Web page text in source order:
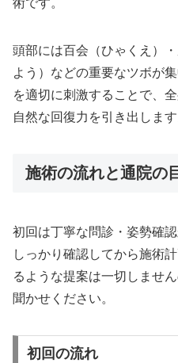
術です。
頭部には百会（ひゃくえ）
よう）などの重要なツボが
を適切に刺激することで、
自然な回復力を引き出します
施術の流れと通院の
初回は丁寧な問診・姿勢確
しっかり確認してから施術
るような提案は一切しませ
聞かせください。
初回の流れ